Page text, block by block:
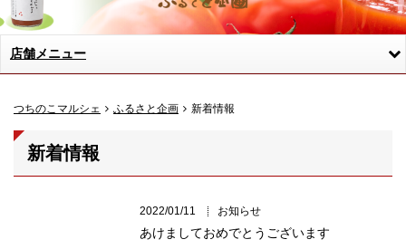
店舗メニュー
つちのこマルシェ ふるさと企画 新着情報
新着情報
2022/01/11 お知らせ
あけましておめでとうございます